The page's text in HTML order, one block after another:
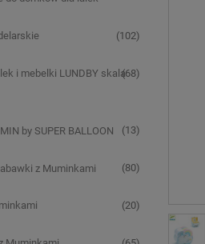
(102)
i mebelki LUNDBY skala(68)
by SUPER BALLOON (13)
z Muminkami (80)
(20)